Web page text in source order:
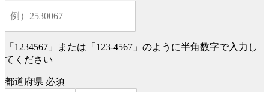
「1234567」または「123-4567」のように半角数字で入力し
てください
都道府県 必須